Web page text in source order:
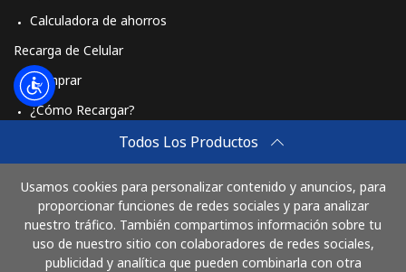
Todos Los Productos
Usamos cookies para personalizar contenido y anuncios, para
proporcionar funciones de redes sociales y para analizar
nuestro tráfico. También compartimos información sobre tu
uso de nuestro sitio con colaboradores de redes sociales,
publicidad y analítica que pueden combinarla con otra
Calculadora de ahorros
Recarga de Celular
Comprar
¿Cómo Recargar?
Comprar
Cómo funciona
Paga con